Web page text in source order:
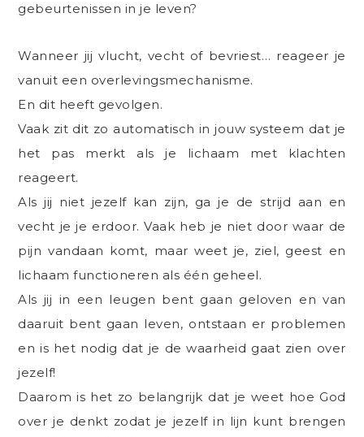
gebeurtenissen in je leven?
Wanneer jij vlucht, vecht of bevriest… reageer je
vanuit een overlevingsmechanisme.
En dit heeft gevolgen.
Vaak zit dit zo automatisch in jouw systeem dat je
het pas merkt als je lichaam met klachten
reageert.
Als jij niet jezelf kan zijn, ga je de strijd aan en
vecht je je erdoor. Vaak heb je niet door waar de
pijn vandaan komt, maar weet je, ziel, geest en
lichaam functioneren als één geheel.
Als jij in een leugen bent gaan geloven en van
daaruit bent gaan leven, ontstaan er problemen
en is het nodig dat je de waarheid gaat zien over
jezelf!
Daarom is het zo belangrijk dat je weet hoe God
over je denkt zodat je jezelf in lijn kunt brengen